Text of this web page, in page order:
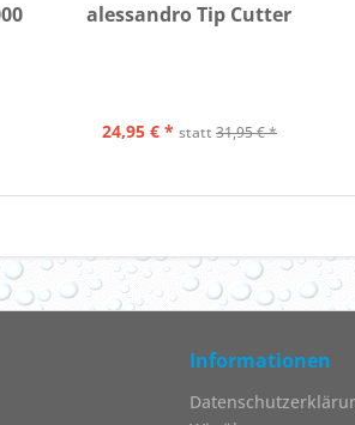
alessandro Tip Cutter
24,95 € * statt 31,95 € *
Informationen